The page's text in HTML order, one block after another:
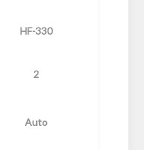
HF-330
2
Auto